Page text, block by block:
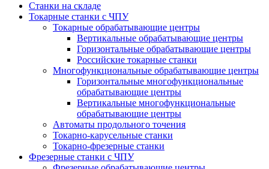
Станки на складе
Токарные станки с ЧПУ
Токарные обрабатывающие центры
Вертикальные обрабатывающие центры
Горизонтальные обрабатывающие центры
Российские токарные станки
Многофункциональные обрабатывающие центры
Горизонтальные многофункциональные
обрабатывающие центры
Вертикальные многофункциональные
обрабатывающие центры
Автоматы продольного точения
Токарно-карусельные станки
Токарно-фрезерные станки
Фрезерные станки с ЧПУ